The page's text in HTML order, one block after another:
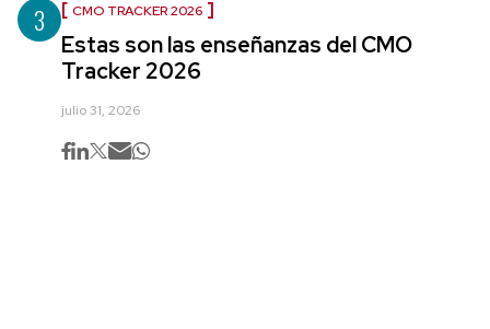
3 CMO TRACKER 2026
Estas son las enseñanzas del CMO
Tracker 2026
julio 31, 2026